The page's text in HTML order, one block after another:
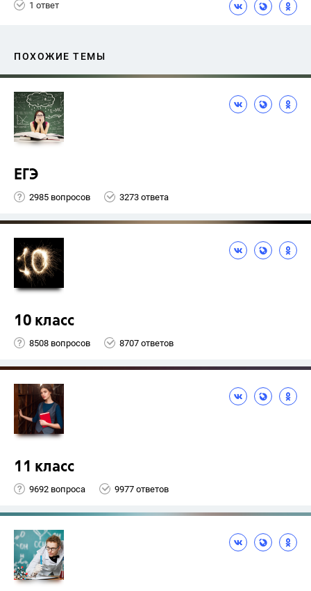
1 ответ
ПОХОЖИЕ ТЕМЫ
ЕГЭ
2985 вопросов 3273 ответа
10 класс
8508 вопросов 8707 ответов
11 класс
9692 вопроса 9977 ответов